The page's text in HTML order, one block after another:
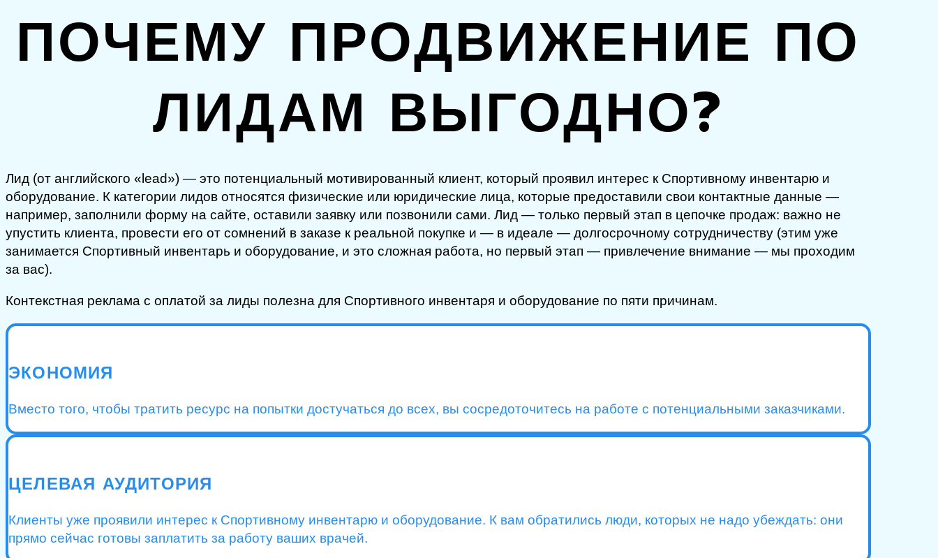
ПОЧЕМУ ПРОДВИЖЕНИЕ ПО
ЛИДАМ ВЫГОДНО?
Лид (от английского «lead») — это потенциальный мотивированный клиент, который проявил интерес к Спортивному инвентарю и
оборудование. К категории лидов относятся физические или юридические лица, которые предоставили свои контактные данные —
например, заполнили форму на сайте, оставили заявку или позвонили сами. Лид — только первый этап в цепочке продаж: важно не
упустить клиента, провести его от сомнений в заказе к реальной покупке и — в идеале — долгосрочному сотрудничеству (этим уже
занимается Спортивный инвентарь и оборудование, и это сложная работа, но первый этап — привлечение внимание — мы проходим
за вас).
Контекстная реклама с оплатой за лиды полезна для Спортивного инвентаря и оборудование по пяти причинам.
ЭКОНОМИЯ
Вместо того, чтобы тратить ресурс на попытки достучаться до всех, вы сосредоточитесь на работе с потенциальными заказчиками.
ЦЕЛЕВАЯ АУДИТОРИЯ
Клиенты уже проявили интерес к Спортивному инвентарю и оборудование. К вам обратились люди, которых не надо убеждать: они
прямо сейчас готовы заплатить за работу ваших врачей.